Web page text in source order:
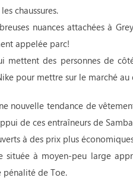
chaussures.
nuances attachées à
appelée parc!
mettent des personnes de
pour mettre sur le marché au
nouvelle tendance de
ppui de ces entraîneurs de
à des prix plus
située à moyen-peu large
de Toe.